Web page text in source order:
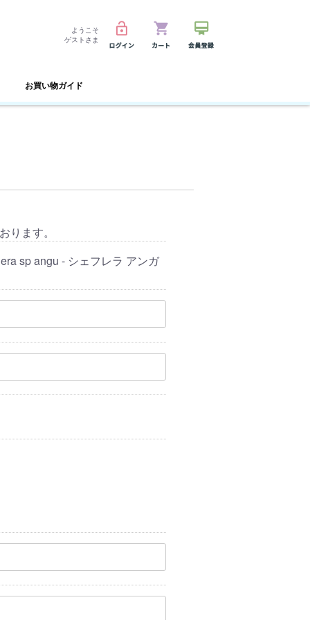
ようこそ
ゲストさま
お買い物ガイド
ります。
sp angu - シェフレラ アンガ